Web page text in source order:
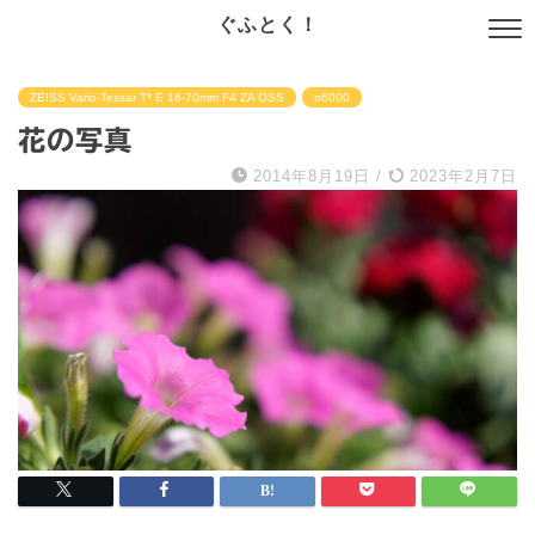
ぐふとく！
ZEISS Vario-Tessar T* E 16-70mm F4 ZA OSS α6000
花の写真
2014年8月19日 / 2023年2月7日